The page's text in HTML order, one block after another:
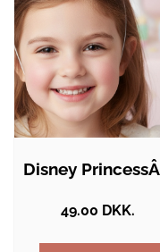
49.00 DKK.